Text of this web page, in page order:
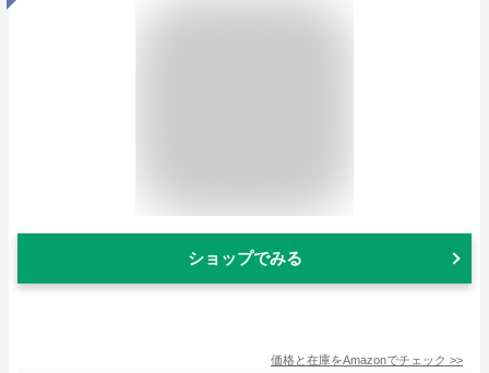
ショップでみる
価格と在庫をAmazonでチェック >>